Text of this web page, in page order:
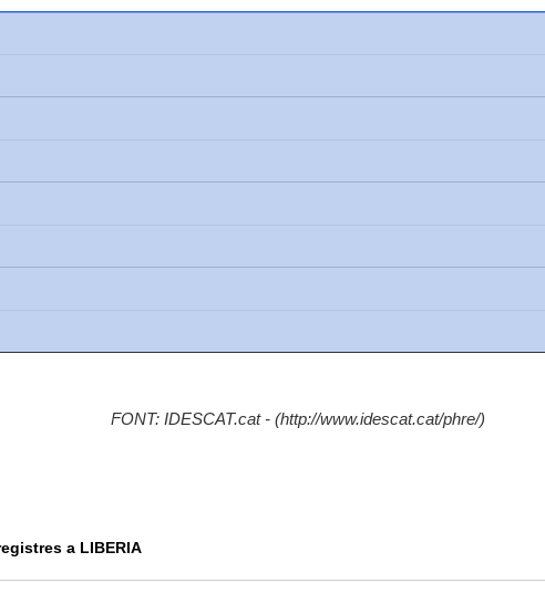
FONT: IDESCAT.cat - (http://www.idescat.cat/phre/)
a LIBERIA